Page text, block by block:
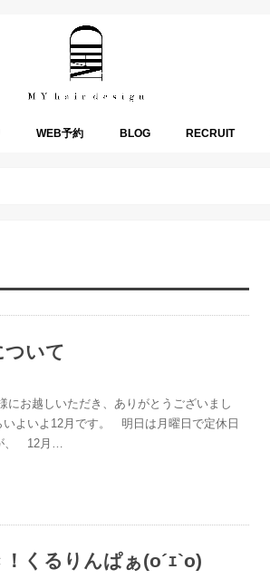
WEB予約 BLOG RECRUIT
ついて
お越しいただき、ありがとうございまし
よいよ12月です。 明日は月曜日で定休日
、 12月…
くるりんぱぁ(o´ｪ`o)